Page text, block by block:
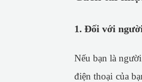
1. Đối với
Nếu bạn là
điện thoại của